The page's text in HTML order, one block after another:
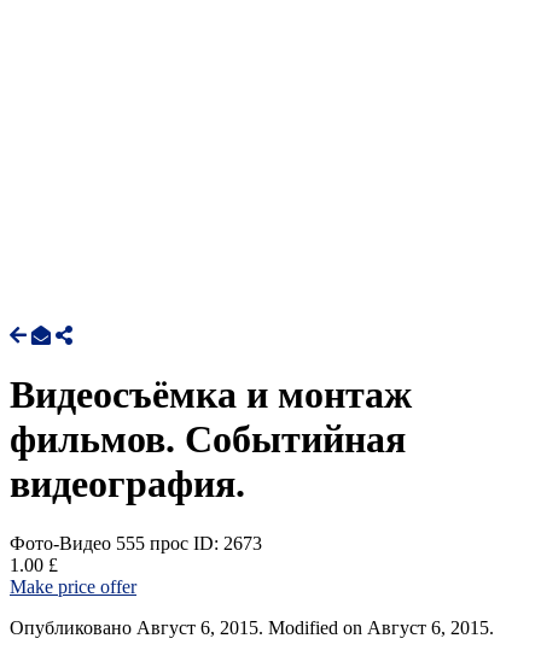
Видеосъёмка и монтаж
фильмов. Событийная
видеография.
Фото-Видео 555 прос ID: 2673
1.00 £
Make price offer
Опубликовано Август 6, 2015. Modified on Август 6, 2015.